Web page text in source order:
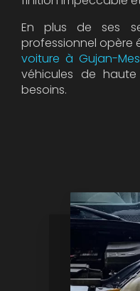
En plus de ses
professionnel opère
voiture à Gujan-
véhicules de
besoins.